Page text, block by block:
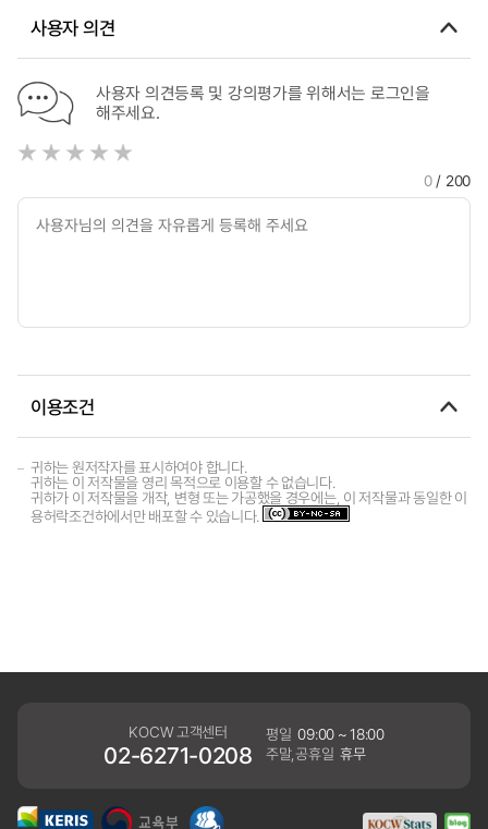
사용자 의견
사용자 의견등록 및 강의평가를 위해서는 로그인을
해주세요.
0/ 200
이용조건
귀하는 원저작자를 표시하여야 합니다.
귀하는 이 저작물을 영리 목적으로 이용할 수 없습니다.
귀하가 이 저작물을 개작, 변형 또는 가공했을 경우에는, 이 저작물과 동일한 이
용허락조건하에서만 배포할 수 있습니다.
KOCW 고객센터
02-6271-0208
평일 09:00 ~ 18:00
주말,공휴일 휴무